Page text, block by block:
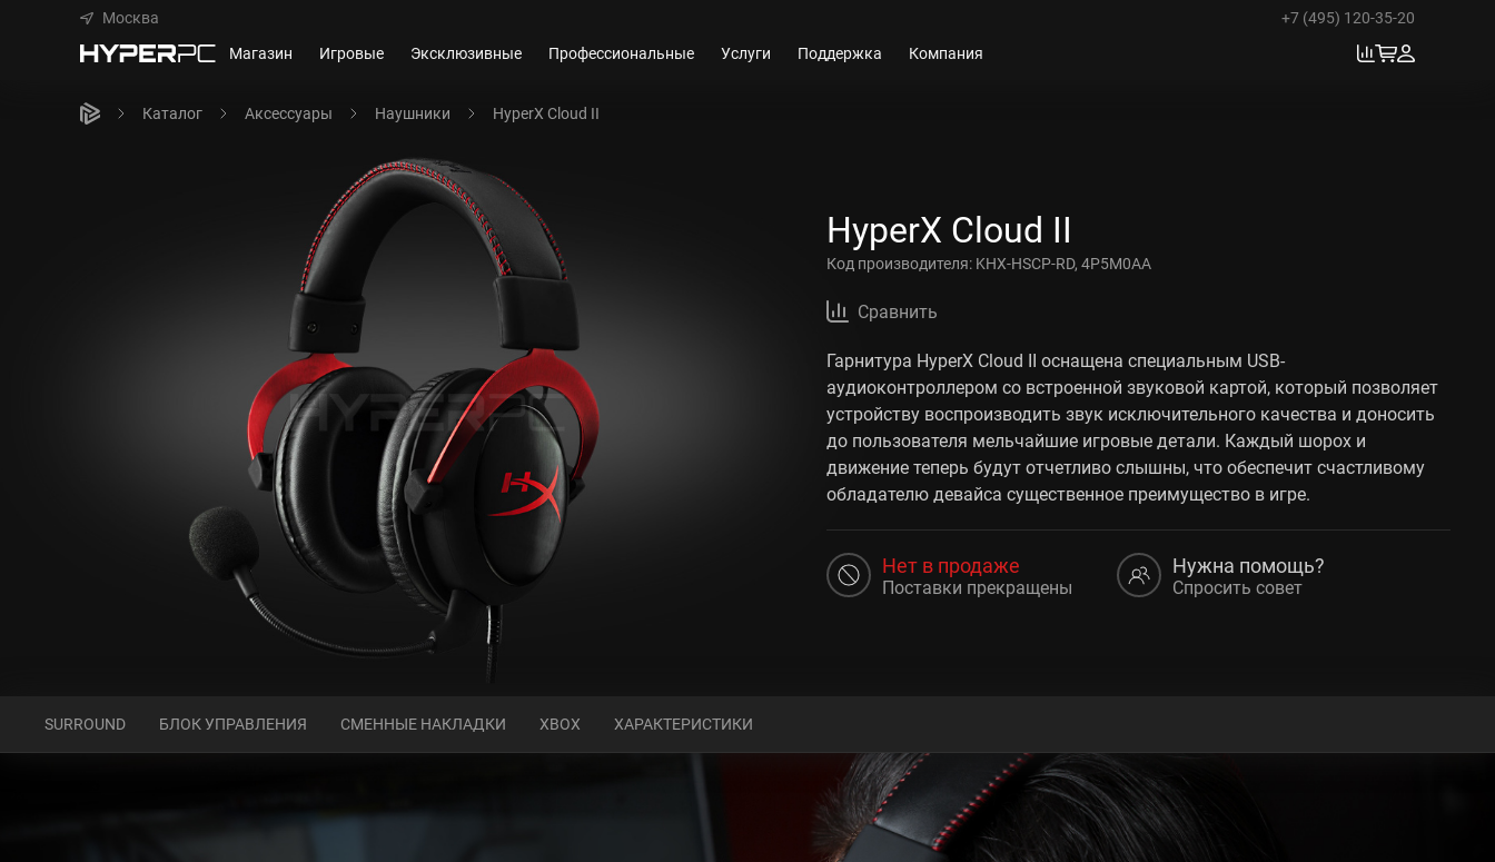
Москва
+7 (495) 120-35-20
Магазин
Игровые Эксклюзивные Профессиональные Услуги Поддержка Компания
Каталог Аксессуары Наушники HyperX Cloud II
HyperX Cloud II
Код производителя: KHX-HSCP-RD, 4P5M0AA
Сравнить
Гарнитура HyperX Cloud II оснащена специальным USB-
аудиоконтроллером со встроенной звуковой картой, который позволяет
устройству воспроизводить звук исключительного качества и доносить
до пользователя мельчайшие игровые детали. Каждый шорох и
движение теперь будут отчетливо слышны, что обеспечит счастливому
обладателю девайса существенное преимущество в игре.
Нет в продаже
Поставки прекращены
Нужна помощь?
Спросить совет
SURROUND БЛОК УПРАВЛЕНИЯ СМЕННЫЕ НАКЛАДКИ XBOX ХАРАКТЕРИСТИКИ